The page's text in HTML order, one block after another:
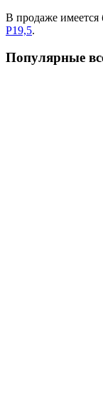
В продаже
Р19,5.
Популярные